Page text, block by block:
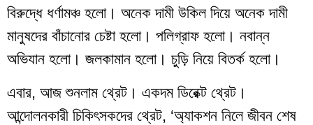
বিরুদ্ধে ধর্ণামঞ্চ হলো। অনেক দামী উকিল দিয়ে অনেক দামী
মানুষদের বাঁচানোর চেষ্টা হলো। পলিগ্রাফ হলো। নবান্ন
অভিযান হলো। জলকামান হলো। চুড়ি নিয়ে বিতর্ক হলো।
এবার, আজ শুনলাম থ্রেট। একদম ডিরেক্ট থ্রেট।
আন্দোলনকারী চিকিৎসকদের থ্রেট, ‘অ্যাকশন নিলে জীবন শেষ